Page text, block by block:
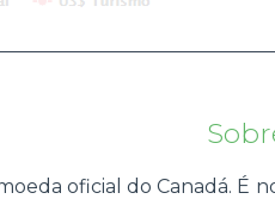
oficial do Canadá. É